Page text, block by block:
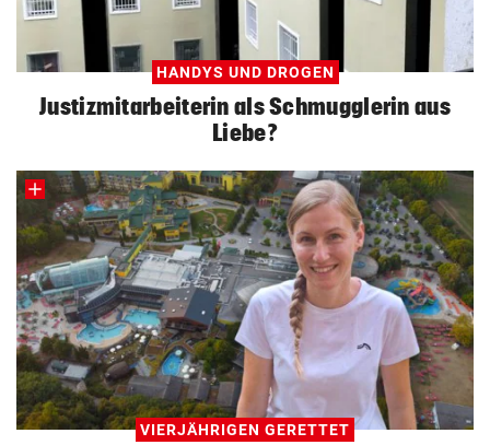
HANDYS UND DROGEN
Justizmitarbeiterin als Schmugglerin aus
Liebe?
VIERJÄHRIGEN GERETTET